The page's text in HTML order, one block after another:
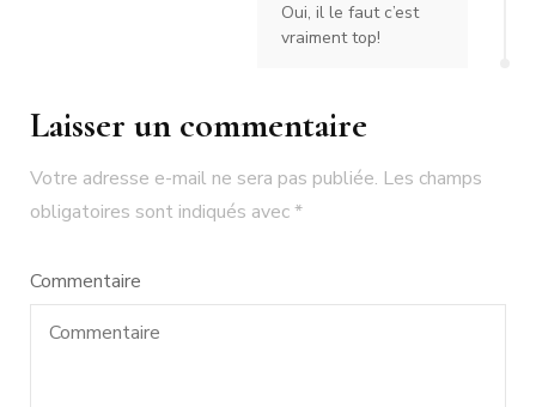
Oui, il le faut c’est
vraiment top!
Laisser un commentaire
Votre adresse e-mail ne sera pas publiée. Les champs
obligatoires sont indiqués avec*
Commentaire